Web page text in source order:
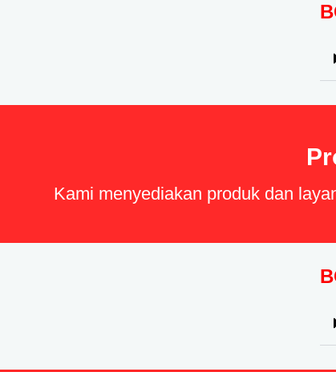
Kami menyediakan produk dan